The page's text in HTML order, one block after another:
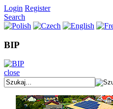
Login Register
Search
BIP
close